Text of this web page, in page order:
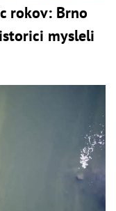
rokov: Brno
mysleli